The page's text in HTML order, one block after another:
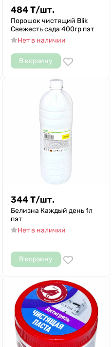
484Т/шт.
Порошок чистящий Blik
Свежесть сада 400гр пэт
Нет в наличии
В корзину
344Т/шт.
Белизна Каждый день 1л
пэт
Нет в наличии
В корзину